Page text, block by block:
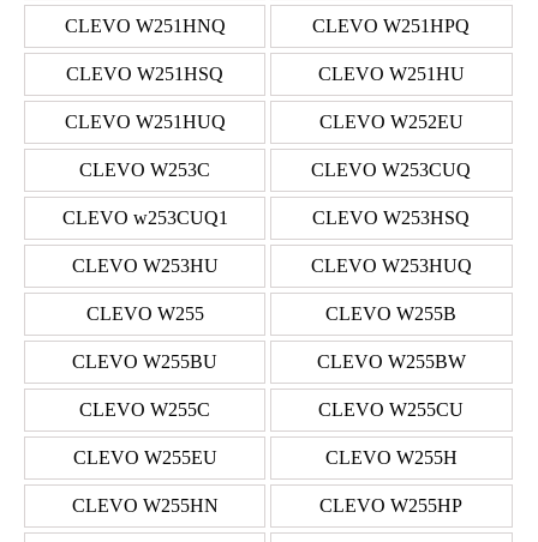
CLEVO W251HNQ CLEVO W251HPQ
CLEVO W251HSQ CLEVO W251HU
CLEVO W251HUQ CLEVO W252EU
CLEVO W253C CLEVO W253CUQ
CLEVO w253CUQ1 CLEVO W253HSQ
CLEVO W253HU CLEVO W253HUQ
CLEVO W255 CLEVO W255B
CLEVO W255BU CLEVO W255BW
CLEVO W255C CLEVO W255CU
CLEVO W255EU CLEVO W255H
CLEVO W255HN CLEVO W255HP